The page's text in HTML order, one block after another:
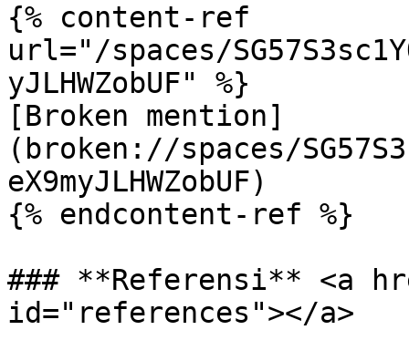
{% content-ref
url="/spaces/
yJLHWZobUF" %}
[Broken mention]
(broken://spaces/
eX9myJLHWZobUF)
{% endcontent-ref %}
### **Referensi** <a
id="references"></a>